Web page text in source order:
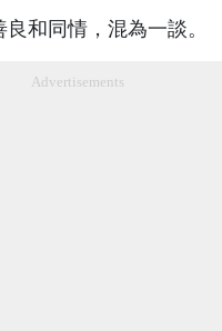
和同情，混為一談。
Advertisements